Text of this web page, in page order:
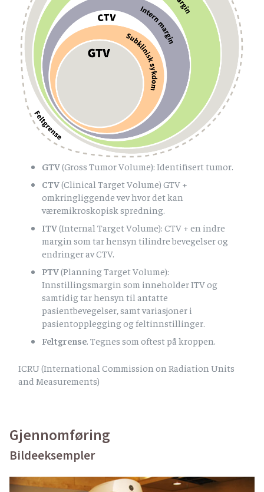
GTV(Gross Tumor Volume): Identifisert tumor.
CTV(Clinical Target Volume) GTV +
omkringliggende vev hvor det kan
væremikroskopisk spredning.
ITV(Internal Target Volume): CTV + en indre
margin som tar hensyn tilindre bevegelser og
endringer av CTV.
PTV(Planning Target Volume):
Innstillingsmargin som inneholder ITV og
samtidig tar hensyn til antatte
pasientbevegelser, samt variasjoner i
pasientopplegging og feltinnstillinger.
Feltgrense. Tegnes som oftest på kroppen.
ICRU (International Commission on Radiation Units
and Measurements)
Gjennomføring
Bildeeksempler